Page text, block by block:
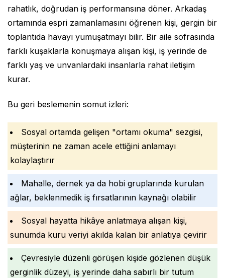
rahatlık, doğrudan iş performansına döner. Arkadaş
ortamında espri zamanlamasını öğrenen kişi, gergin bir
toplantıda havayı yumuşatmayı bilir. Bir aile sofrasında
farklı kuşaklarla konuşmaya alışan kişi, iş yerinde de
farklı yaş ve unvanlardaki insanlarla rahat iletişim
kurar.
Bu geri beslemenin somut izleri:
Sosyal ortamda gelişen "ortamı okuma" sezgisi,
müşterinin ne zaman acele ettiğini anlamayı
kolaylaştırır
Mahalle, dernek ya da hobi gruplarında kurulan
ağlar, beklenmedik iş fırsatlarının kaynağı olabilir
Sosyal hayatta hikâye anlatmaya alışan kişi,
sunumda kuru veriyi akılda kalan bir anlatıya çevirir
Çevresiyle düzenli görüşen kişide gözlenen düşük
gerginlik düzeyi, iş yerinde daha sabırlı bir tutum